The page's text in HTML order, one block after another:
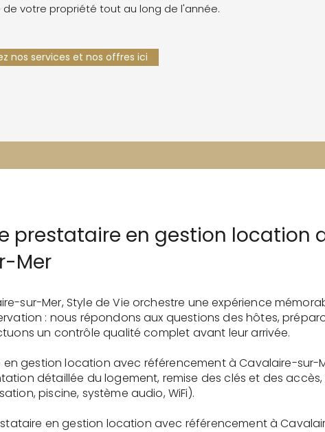
votre propriété tout au long de l'année.
nos services et nos offres ici
prestataire en gestion location
Mer
sur-Mer, Style de Vie orchestre une expérience
: nous répondons aux questions des hôtes,
un contrôle qualité complet avant leur arrivée.
en gestion location avec référencement à Cavalaire-sur-
détaillée du logement, remise des clés et des
piscine, système audio, WiFi).
en gestion location avec référencement à